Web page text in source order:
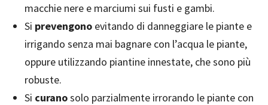
macchie nere e marciumi sui fusti e gambi.
Si prevengono evitando di danneggiare le piante e
irrigando senza mai bagnare con l’acqua le piante,
oppure utilizzando piantine innestate, che sono più
robuste.
Si curanosolo parzialmente irrorando le piante con